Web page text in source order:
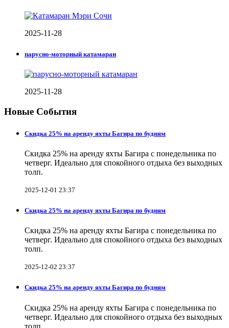
2025-11-28
парусно-моторный катамаран
2025-11-28
Новые События
Скидка 25% на аренду яхты Багира по будням
Скидка 25% на аренду яхты Багира с понедельника по
четверг. Идеально для спокойного отдыха без выходных
толп.
2025-12-01 23:37
Скидка 25% на аренду яхты Багира по будням
Скидка 25% на аренду яхты Багира с понедельника по
четверг. Идеально для спокойного отдыха без выходных
толп.
2025-12-02 23:37
Скидка 25% на аренду яхты Багира по будням
Скидка 25% на аренду яхты Багира с понедельника по
четверг. Идеально для спокойного отдыха без выходных
толп.